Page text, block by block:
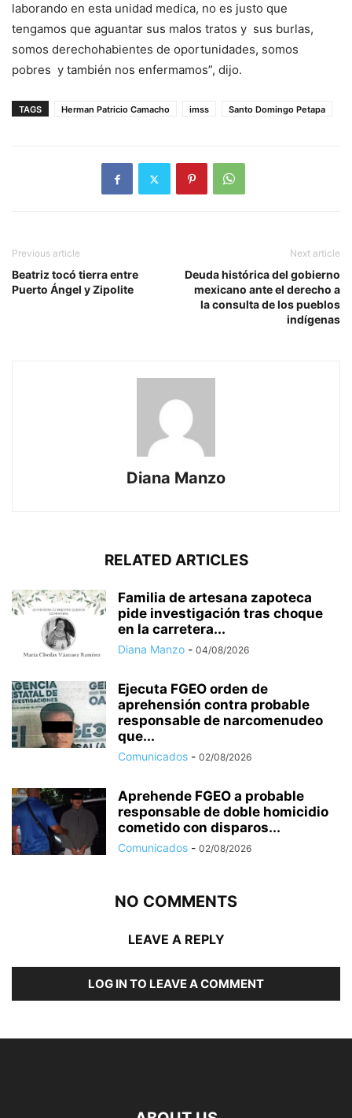
laborando en esta unidad medica, no es justo que
tengamos que aguantar sus malos tratos y sus burlas,
somos derechohabientes de oportunidades, somos
pobres y también nos enfermamos”, dijo.
TAGS Herman Patricio Camacho imss Santo Domingo Petapa
Previous article
Beatriz tocó tierra entre
Puerto Ángel y Zipolite
Next article
Deuda histórica del gobierno
mexicano ante el derecho a
la consulta de los pueblos
indígenas
Diana Manzo
RELATED ARTICLES
Familia de artesana zapoteca
pide investigación tras choque
en la carretera...
Diana Manzo - 04/08/2026
Ejecuta FGEO orden de
aprehensión contra probable
responsable de narcomenudeo
que...
Comunicados - 02/08/2026
Aprehende FGEO a probable
responsable de doble homicidio
cometido con disparos...
Comunicados - 02/08/2026
NO COMMENTS
LEAVE A REPLY
LOG IN TO LEAVE A COMMENT